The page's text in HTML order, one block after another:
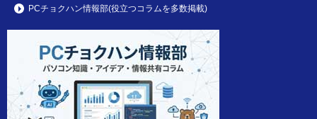
PCチョクハン情報部(役立つコラムを多数掲載)